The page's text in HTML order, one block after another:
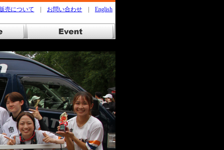
売について お問い合わせ English